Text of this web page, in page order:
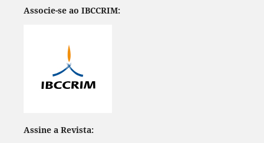
Associe-se ao IBCCRIM:
Assine a Revista: